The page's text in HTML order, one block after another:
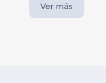
Ver más